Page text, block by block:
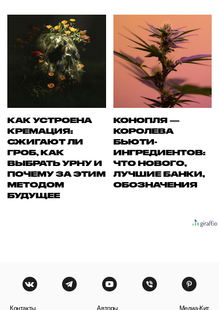
КАК УСТРОЕНА
КРЕМАЦИЯ:
СЖИГАЮТ ЛИ
ГРОБ, КАК
ВЫБРАТЬ УРНУ И
ПОЧЕМУ ЗА ЭТИМ
МЕТОДОМ
БУДУЩЕЕ
КОНОПЛЯ —
КОРОЛЕВА
БЬЮТИ-
ИНГРЕДИЕНТОВ:
ЧТО НОВОГО,
ЛУЧШИЕ БАНКИ,
ОБОЗНАЧЕНИЯ
Контакты Авторы Медиа-Кит